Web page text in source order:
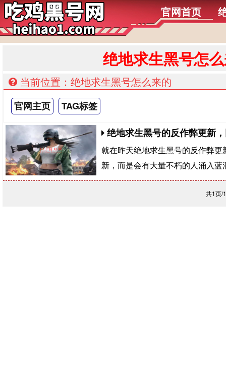
官网首页
绝地求生黑号怎
当前位置：绝地求生黑号怎么来的
官网主页 TAG标签
绝地求生黑号的反作弊更新
就在昨天绝地求生黑号的反作弊
新，而是会有大量不朽的人涌入
共1页/